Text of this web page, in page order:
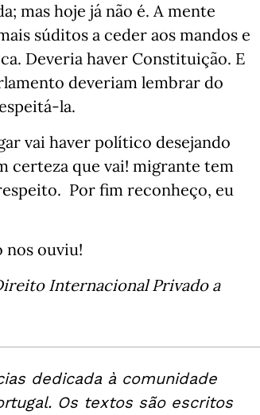
mas hoje já não é. A mente
súditos a ceder aos mandos e
Deveria haver Constituição. E
deveriam lembrar do
la.
vai haver político desejando
que vai! migrante tem
Por fim reconheço, eu
nos ouviu!
Internacional Privado a
dedicada à comunidade
Os textos são escritos